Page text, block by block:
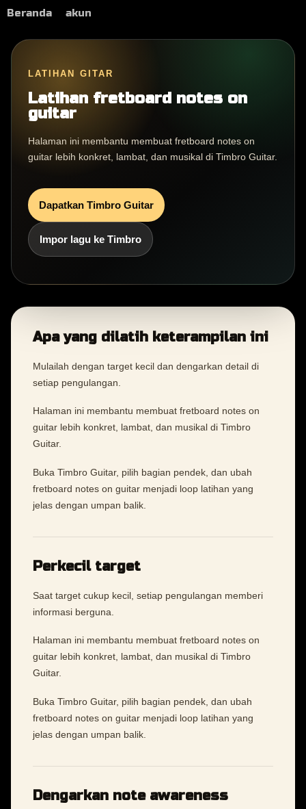
Beranda akun
LATIHAN GITAR
Latihan fretboard notes on
guitar
Halaman ini membantu membuat fretboard notes on
guitar lebih konkret, lambat, dan musikal di Timbro Guitar.
Dapatkan Timbro Guitar
Impor lagu ke Timbro
Apa yang dilatih keterampilan ini
Mulailah dengan target kecil dan dengarkan detail di
setiap pengulangan.
Halaman ini membantu membuat fretboard notes on
guitar lebih konkret, lambat, dan musikal di Timbro
Guitar.
Buka Timbro Guitar, pilih bagian pendek, dan ubah
fretboard notes on guitar menjadi loop latihan yang
jelas dengan umpan balik.
Perkecil target
Saat target cukup kecil, setiap pengulangan memberi
informasi berguna.
Halaman ini membantu membuat fretboard notes on
guitar lebih konkret, lambat, dan musikal di Timbro
Guitar.
Buka Timbro Guitar, pilih bagian pendek, dan ubah
fretboard notes on guitar menjadi loop latihan yang
jelas dengan umpan balik.
Dengarkan note awareness